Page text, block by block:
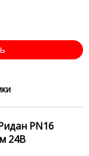
PN16
24В